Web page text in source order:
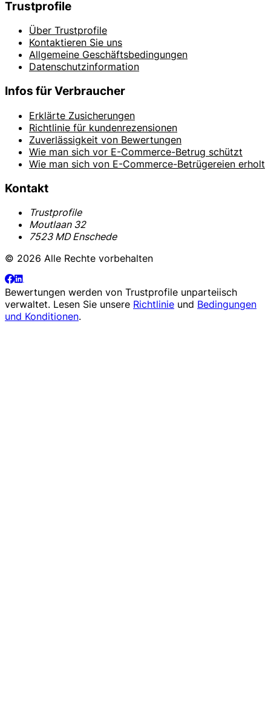
Trustprofile
Über Trustprofile
Kontaktieren Sie uns
Allgemeine Geschäftsbedingungen
Datenschutzinformation
Infos für Verbraucher
Erklärte Zusicherungen
Richtlinie für kundenrezensionen
Zuverlässigkeit von Bewertungen
Wie man sich vor E-Commerce-Betrug schützt
Wie man sich von E-Commerce-Betrügereien erholt
Kontakt
Trustprofile
Moutlaan 32
7523 MD Enschede
© 2026 Alle Rechte vorbehalten
Bewertungen werden von Trustprofile unparteiisch
verwaltet. Lesen Sie unsere Richtlinie und Bedingungen
und Konditionen.